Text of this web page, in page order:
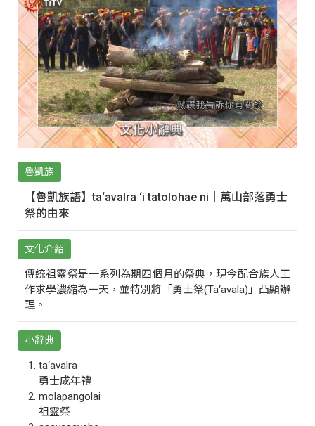
魯凱族
【魯凱族語】ta‘avalra ‘i tatolohae ni｜萬山部落勇士
祭的由來
文化介紹
傳統祖靈祭是一系列為期四個月的祭典，現今配合族人工
作求學濃縮為一天，並特別將「勇士祭(Ta‘avala)」凸顯辦
理。
小辭典
ta‘avalra
勇士成年禮
molapangolai
祖靈祭